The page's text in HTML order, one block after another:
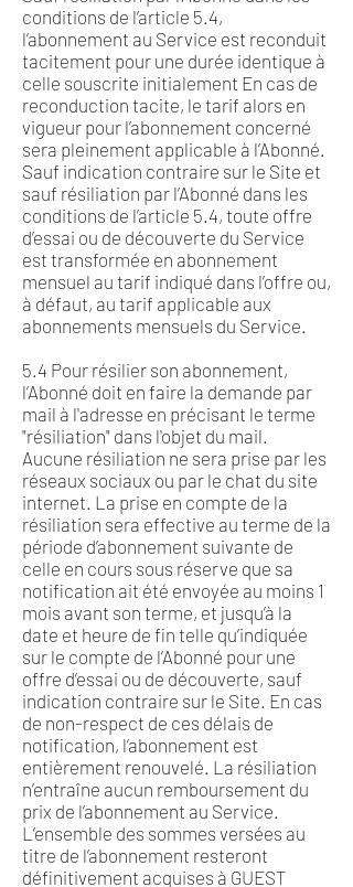
conditions de l’article 5.4,
l’abonnement au Service est reconduit
tacitement pour une durée identique à
celle souscrite initialement En cas de
reconduction tacite, le tarif alors en
vigueur pour l’abonnement concerné
sera pleinement applicable à l’Abonné.
Sauf indication contraire sur le Site et
sauf résiliation par l’Abonné dans les
conditions de l’article 5.4, toute offre
d’essai ou de découverte du Service
est transformée en abonnement
mensuel au tarif indiqué dans l’offre ou,
à défaut, au tarif applicable aux
abonnements mensuels du Service.
5.4 Pour résilier son abonnement,
l’Abonné doit en faire la demande par
mail à l'adresse en précisant le terme
"résiliation" dans l'objet du mail.
Aucune résiliation ne sera prise par les
réseaux sociaux ou par le chat du site
internet. La prise en compte de la
résiliation sera effective au terme de la
période d’abonnement suivante de
celle en cours sous réserve que sa
notification ait été envoyée au moins 1
mois avant son terme, et jusqu’à la
date et heure de fin telle qu’indiquée
sur le compte de l’Abonné pour une
offre d’essai ou de découverte, sauf
indication contraire sur le Site. En cas
de non-respect de ces délais de
notification, l’abonnement est
entièrement renouvelé. La résiliation
n’entraîne aucun remboursement du
prix de l’abonnement au Service.
L’ensemble des sommes versées au
titre de l’abonnement resteront
définitivement acquises à GUEST